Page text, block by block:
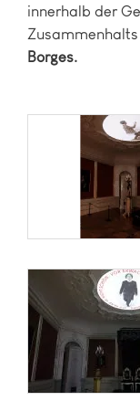
innerhalb der
Zusammenhalts
Borges.